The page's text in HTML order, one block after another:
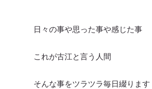
日々の事や思った事や感じた事
これが古江と言う人間
そんな事をツラツラ毎日綴ります